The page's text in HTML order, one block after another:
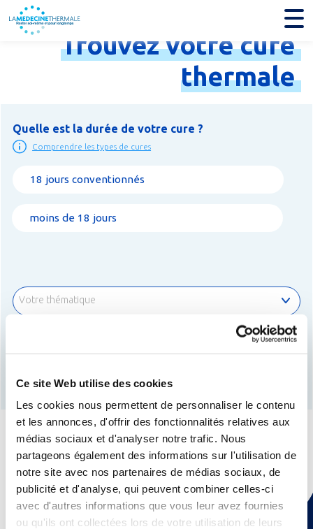
Ce site Web utilise des cookies
Les cookies nous permettent de personnaliser le contenu
et les annonces, d'offrir des fonctionnalités relatives aux
médias sociaux et d'analyser notre trafic. Nous
partageons également des informations sur l'utilisation de
notre site avec nos partenaires de médias sociaux, de
publicité et d'analyse, qui peuvent combiner celles-ci
avec d'autres informations que vous leur avez fournies
ou qu'ils ont collectées lors de votre utilisation de leurs
Trouvezvotrecure
thermale
Quelle est la durée de votre cure ?
Comprendre les types de cures
18 jours conventionnés
moins de 18 jours
Votre thématique
Rechercher et localiser